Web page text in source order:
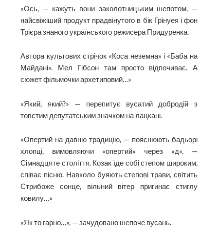
«Ось, — кажуть вони заколотницьким шепотом, —
найсвіжіший продукт прадвінутого в бік Грінуея і фон
Трієра знаного українського режисера Придуренка.
Автора культових стрічок «Коса неземна» і «Баба на
Майдані». Мел Гібсон там просто відпочиває. А
сюжет фільмочки архетиповий…»
«Який, який?» — перепитує вусатий добродій з
товстим депутатським значком на лацкані.
«Опертий на давню традицію, — пояснюють бадьорі
хлопці, вимовляючи «опертий» через «д». —
Сімнадцяте століття. Козак їде собі степом широким,
співає пісню. Навколо буяють степові трави, світить
Стрибоже сонце, вільний вітер пригинає стиглу
ковилу…»
«Як то гарно…», — зачудовано шепоче вусань.